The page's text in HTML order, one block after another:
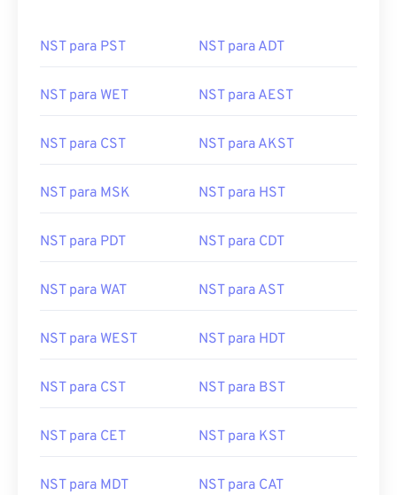
NST para PST NST para ADT
NST para WET NST para AEST
NST para CST NST para AKST
NST para MSK NST para HST
NST para PDT NST para CDT
NST para WAT NST para AST
NST para WEST NST para HDT
NST para CST NST para BST
NST para CET NST para KST
NST para MDT NST para CAT